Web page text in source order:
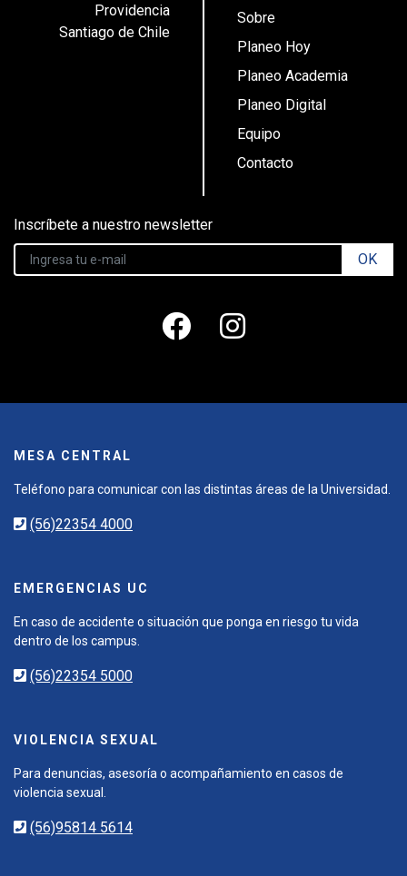
Providencia
Santiago de Chile
Sobre
Planeo Hoy
Planeo Academia
Planeo Digital
Equipo
Contacto
Inscríbete a nuestro newsletter
OK
MESA CENTRAL
Teléfono para comunicar con las distintas áreas de la Universidad.
(56)22354 4000
EMERGENCIAS UC
En caso de accidente o situación que ponga en riesgo tu vida
dentro de los campus.
(56)22354 5000
VIOLENCIA SEXUAL
Para denuncias, asesoría o acompañamiento en casos de
violencia sexual.
(56)95814 5614